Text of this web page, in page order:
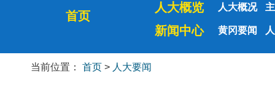
首页
人大概览 人大概况
新闻中心 黄冈要闻
当前位置： 首页 > 人大要闻